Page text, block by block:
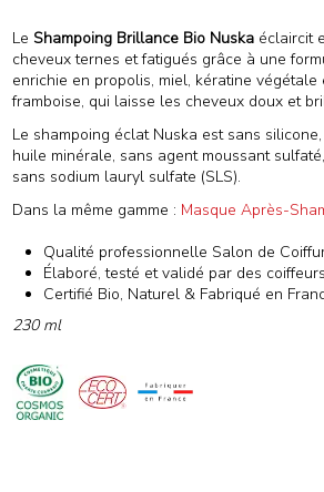
Le Shampoing Brillance Bio Nuskaéclaircit
cheveux ternes et fatigués grâce à une
enrichie en propolis, miel, kératine végétale
framboise, qui laisse les cheveux doux et
Le shampoing éclat Nuska est sans
huile minérale, sans agent moussant
sans sodium lauryl sulfate (SLS).
Dans la même gamme : Masque Après-
Qualité professionnelle Salon de
Élaboré, testé et validé par des coiffeurs
Certifié Bio, Naturel & Fabriqué en
230 ml